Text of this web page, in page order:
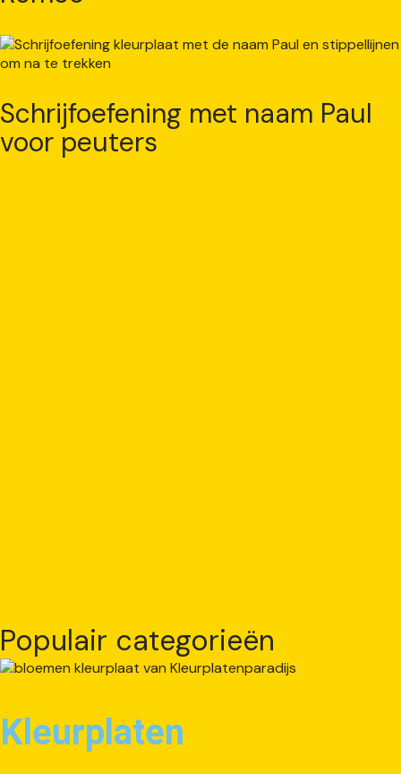
Schrijfoefening met naam Paul
voor peuters
Populair categorieën
Kleurplaten